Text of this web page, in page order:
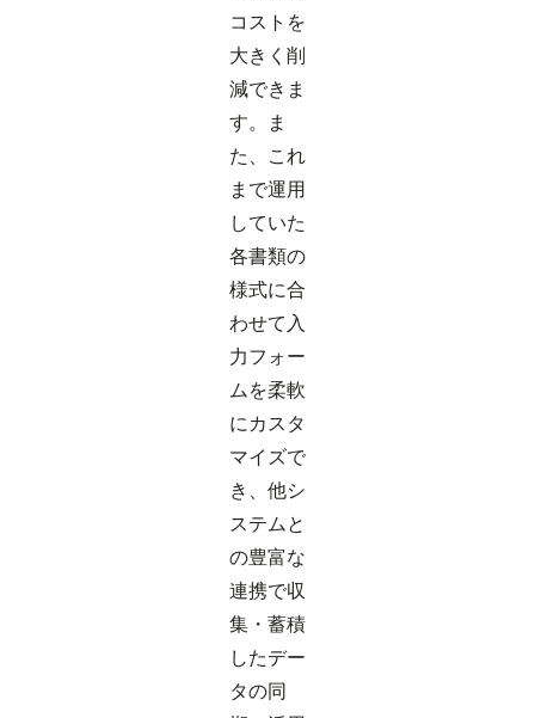
コストを
大きく削
減できま
す。ま
た、これ
まで運用
していた
各書類の
様式に合
わせて入
力フォー
ムを柔軟
にカスタ
マイズで
き、他シ
ステムと
の豊富な
連携で収
集・蓄積
したデー
タの同